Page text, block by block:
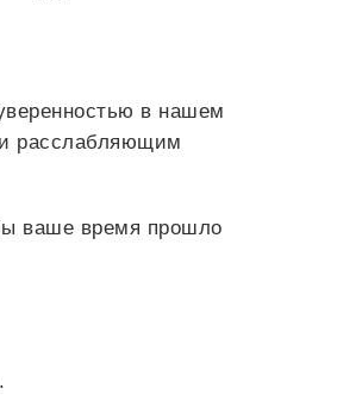
в нашем
расслабляющим
ваше время прошло